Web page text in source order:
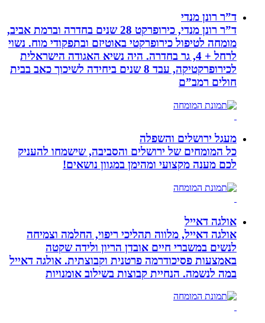
ד”ר רונן מנדי
ד”ר רונן מנדי, כירופרקט 28 שנים בחדרה וברמת אביב,
מומחה לטיפול כירופרקטי באוטיזם ובתפקודי מוח. נשוי
לרחל + 4, גר בחדרה. היה נשיא האגודה הישראלית
לכירופרקטיקה, עבד 8 שנים ביחידה לשיכוך כאב בבית
חולים רמב”ם
מעגל ירושלים והשפלה
כל המומחים של ירושלים והסביבה, שישמחו להעניק
לכם מענה מקצועי ומהימן במגוון נושאים!
אולגה דאייל
אולגה דאייל, מלווה תהליכי ריפוי, החלמה וצמיחה
לנשים במשברי חיים אובדן הריון ולידה שקטה
באמצעות פסיכודרמה פרטנית וקבוצתית. אולגה דאייל
במה לנשמה. ‏הנחיית קבוצות בשילוב אומנויות‏